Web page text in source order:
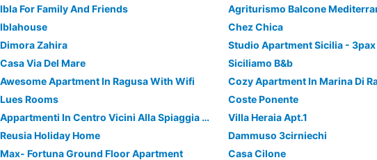
Ibla For Family And Friends
Agriturismo Balcone
Iblahouse
Chez Chica
Dimora Zahira
Studio Apartment Sicilia - 3pax
Casa Via Del Mare
Siciliamo B&b
Awesome Apartment In Ragusa With Wifi
Lues Rooms
Coste Ponente
Appartmenti In Centro Vicini Alla Spiaggia - Pomelia
Villa Heraia Apt.1
Reusia Holiday Home
Dammuso 3cirniechi
Max- Fortuna Ground Floor Apartment
Casa Cilone